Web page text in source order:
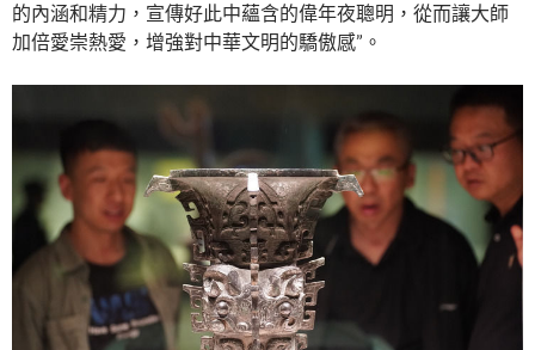
的內涵和精力，宣傳好此中蘊含的偉年夜聰明，從而讓大師
加倍愛崇熱愛，增強對中華文明的驕傲感”。